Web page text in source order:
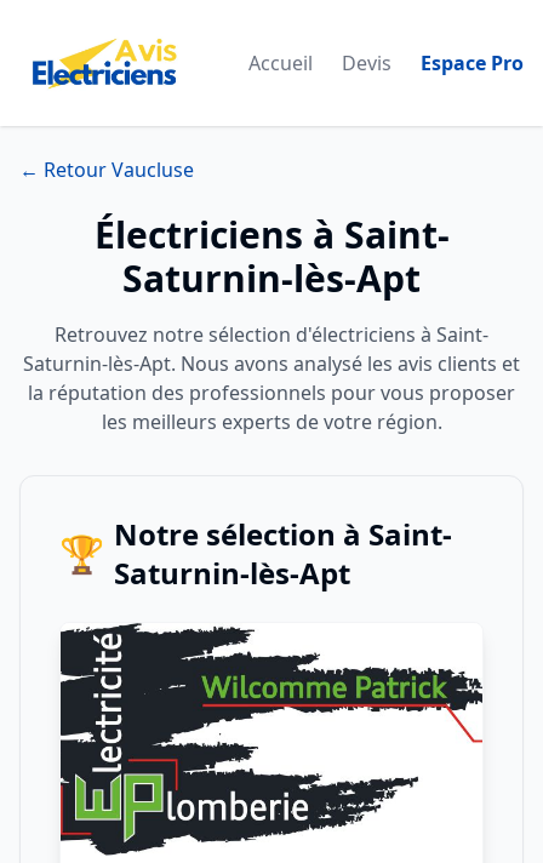
Accueil Devis Espace Pro
← Retour Vaucluse
Électriciens à Saint-
Saturnin-lès-Apt
Retrouvez notre sélection d'électriciens à Saint-
Saturnin-lès-Apt. Nous avons analysé les avis clients et
la réputation des professionnels pour vous proposer
les meilleurs experts de votre région.
🏆 Notre sélection à Saint-
Saturnin-lès-Apt